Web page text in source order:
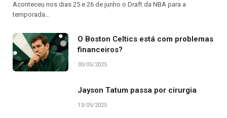
Aconteceu nos dias 25 e 26 de junho o Draft da NBA para a
temporada…
O Boston Celtics está com problemas
financeiros?
30/05/2025
Jayson Tatum passa por cirurgia
13/05/2025